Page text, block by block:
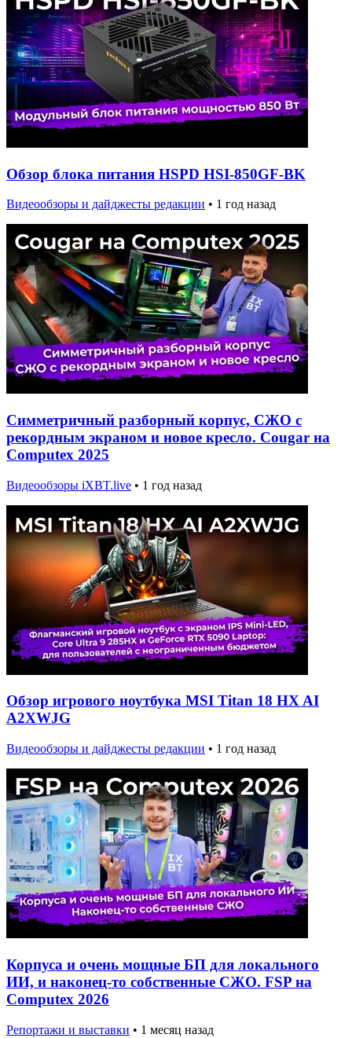
Обзор блока питания HSPD HSI-850GF-BK
Видеообзоры и дайджесты редакции • 1 год назад
Симметричный разборный корпус, СЖО с
рекордным экраном и новое кресло. Cougar на
Computex 2025
Видеообзоры iXBT.live • 1 год назад
Обзор игрового ноутбука MSI Titan 18 HX AI
A2XWJG
Видеообзоры и дайджесты редакции • 1 год назад
Корпуса и очень мощные БП для локального
ИИ, и наконец-то собственные СЖО. FSP на
Computex 2026
Репортажи и выставки • 1 месяц назад